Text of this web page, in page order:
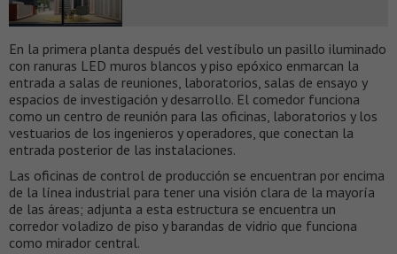
En la primera planta después del vestíbulo un pasillo iluminado
con ranuras LED muros blancos y piso epóxico enmarcan la
entrada a salas de reuniones, laboratorios, salas de ensayo y
espacios de investigación y desarrollo. El comedor funciona
como un centro de reunión para las oficinas, laboratorios y los
vestuarios de los ingenieros y operadores, que conectan la
entrada posterior de las instalaciones.
Las oficinas de control de producción se encuentran por encima
de la línea industrial para tener una visión clara de la mayoría
de las áreas; adjunta a esta estructura se encuentra un
corredor voladizo de piso y barandas de vidrio que funciona
como mirador central.